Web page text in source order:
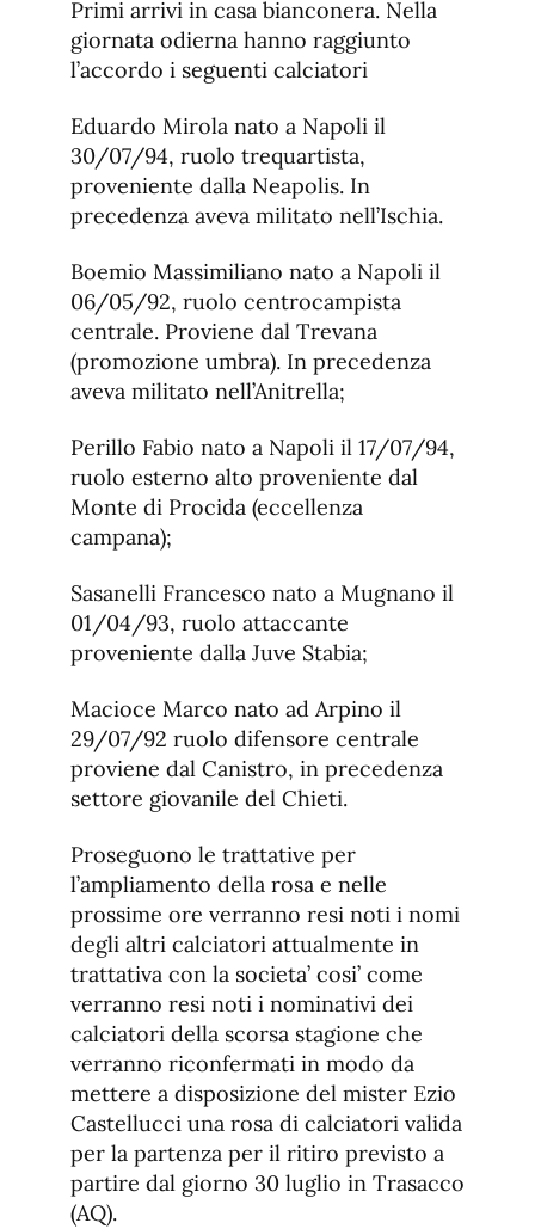
fuente.
Primi arrivi in casa bianconera. Nella
giornata odierna hanno raggiunto
l’accordo i seguenti calciatori
Eduardo Mirola nato a Napoli il
30/07/94, ruolo trequartista,
proveniente dalla Neapolis. In
precedenza aveva militato nell’Ischia.
Boemio Massimiliano nato a Napoli il
06/05/92, ruolo centrocampista
centrale. Proviene dal Trevana
(promozione umbra). In precedenza
aveva militato nell’Anitrella;
Perillo Fabio nato a Napoli il 17/07/94,
ruolo esterno alto proveniente dal
Monte di Procida (eccellenza
campana);
Sasanelli Francesco nato a Mugnano il
01/04/93, ruolo attaccante
proveniente dalla Juve Stabia;
Macioce Marco nato ad Arpino il
29/07/92 ruolo difensore centrale
proviene dal Canistro, in precedenza
settore giovanile del Chieti.
Proseguono le trattative per
l’ampliamento della rosa e nelle
prossime ore verranno resi noti i nomi
degli altri calciatori attualmente in
trattativa con la societa’ cosi’ come
verranno resi noti i nominativi dei
calciatori della scorsa stagione che
verranno riconfermati in modo da
mettere a disposizione del mister Ezio
Castellucci una rosa di calciatori valida
per la partenza per il ritiro previsto a
partire dal giorno 30 luglio in Trasacco
(AQ).